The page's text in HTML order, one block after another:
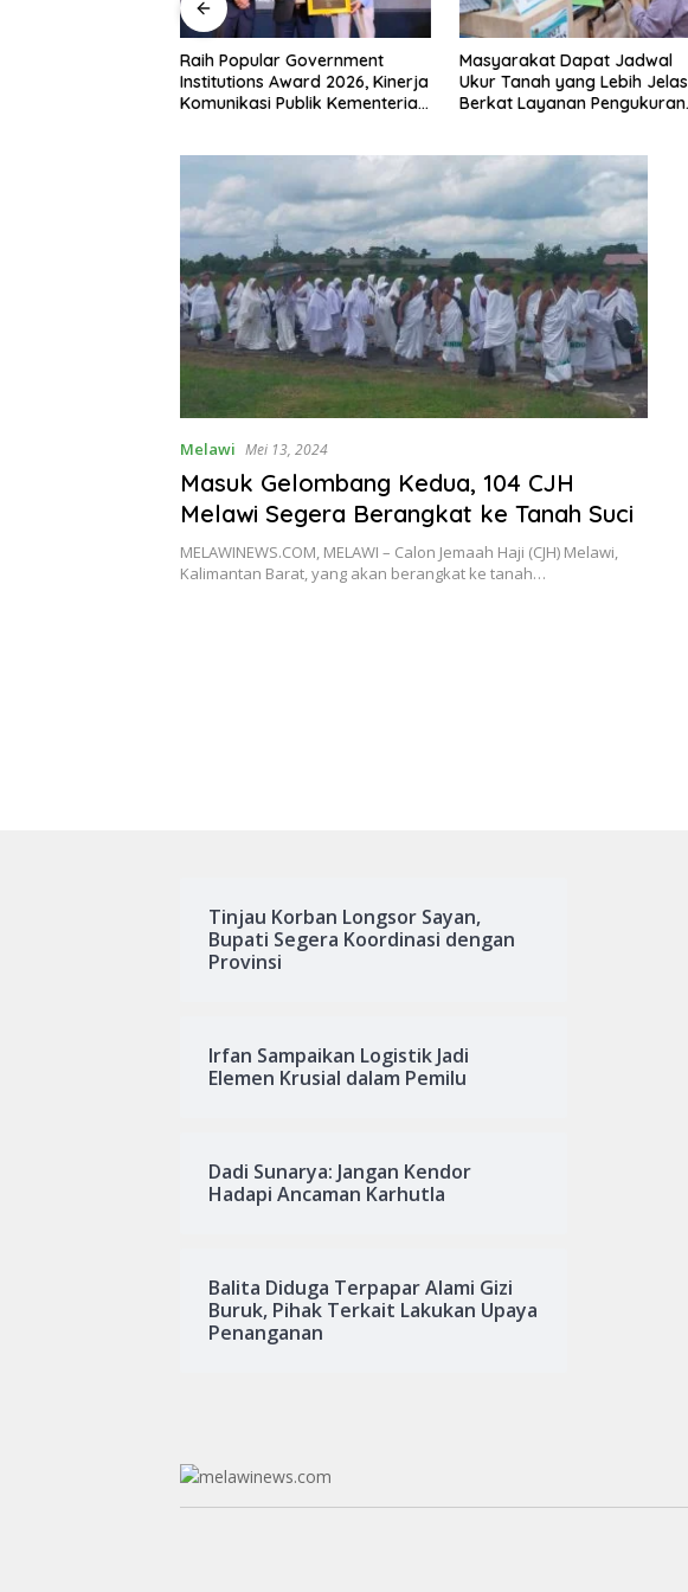
Raih Popular Government
Institutions Award 2026, Kinerja
Komunikasi Publik Kementerian
Masyarakat Dapat Jadwal
Ukur Tanah yang Lebih Jelas
Berkat Layanan Pengukuran
Melawi Mei 13, 2024
Masuk Gelombang Kedua, 104 CJH
Melawi Segera Berangkat ke Tanah Suci
MELAWINEWS.COM, MELAWI – Calon Jemaah Haji (CJH) Melawi,
Kalimantan Barat, yang akan berangkat ke tanah…
Tinjau Korban Longsor Sayan,
Bupati Segera Koordinasi dengan
Provinsi
Irfan Sampaikan Logistik Jadi
Elemen Krusial dalam Pemilu
Dadi Sunarya: Jangan Kendor
Hadapi Ancaman Karhutla
Balita Diduga Terpapar Alami Gizi
Buruk, Pihak Terkait Lakukan Upaya
Penanganan